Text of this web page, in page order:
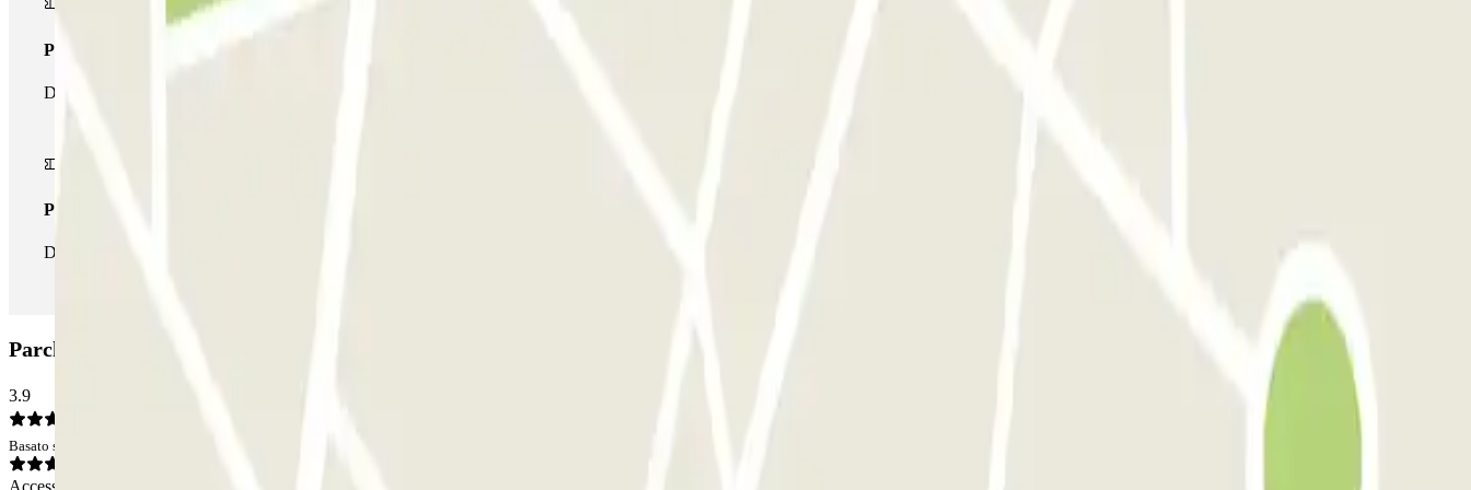
Pass multiparking
Durante il tuo soggiorno potrai usufruire dell'intera rete di parcheggi disponibili su Parclick.
Pass illlimitato
Durante il tuo soggiorno potrai entrare e uscire dal parcheggio tutte le volte che vorrai.
Parcheggio Q-Park Hôtel de Ville Boulogne Billancourt: Opinioni
3.9
Basato su 47 opinioni
Accesso